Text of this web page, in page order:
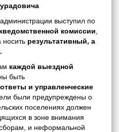
выступил по
комиссии
носить результативный, а
каждой выездной
быть
и управленческие
были предупреждены о
поселениях должен
в зоне внимания
и неформальной